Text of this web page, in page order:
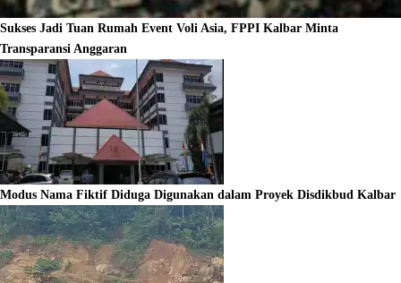
Sukses Jadi Tuan Rumah Event Voli Asia, FPPI Kalbar Minta
Transparansi Anggaran
Modus Nama Fiktif Diduga Digunakan dalam Proyek Disdikbud Kalbar